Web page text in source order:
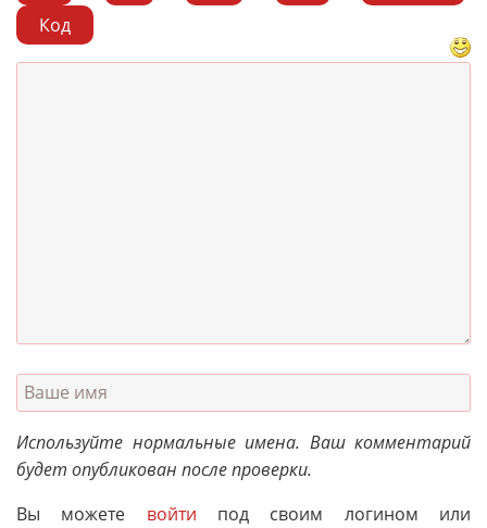
Код
Используйте нормальные имена. Ваш комментарий
будет опубликован после проверки.
Вы можете войти под своим логином или